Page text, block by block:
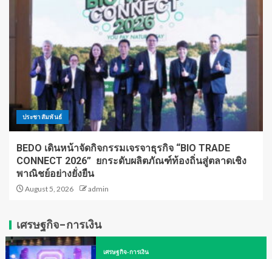
ประชาสัมพันธ์
BEDO เดินหน้าจัดกิจกรรมเจรจาธุรกิจ “BIO TRADE
CONNECT 2026” ยกระดับผลิตภัณฑ์ท้องถิ่นสู่ตลาดเชิง
พาณิชย์อย่างยั่งยืน
August 5, 2026 admin
เศรษฐกิจ-การเงิน
เศรษฐกิจ-การเงิน